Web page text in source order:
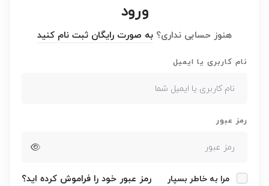
ورود
هنوز حسابی نداری؟ به صورت رایگان ثبت نام کنید
نام کاربری یا ایمیل
رمز عبور
مرا به خاطر بسپار رمز عبور خود را فراموش کرده اید؟